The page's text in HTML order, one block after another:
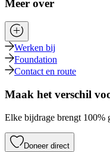
Meer over
Werken bij
Foundation
Contact en route
Maak het verschil
Elke bijdrage brengt 100%
Doneer direct